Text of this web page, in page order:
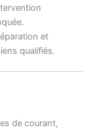
et
qualifiés.
de courant,